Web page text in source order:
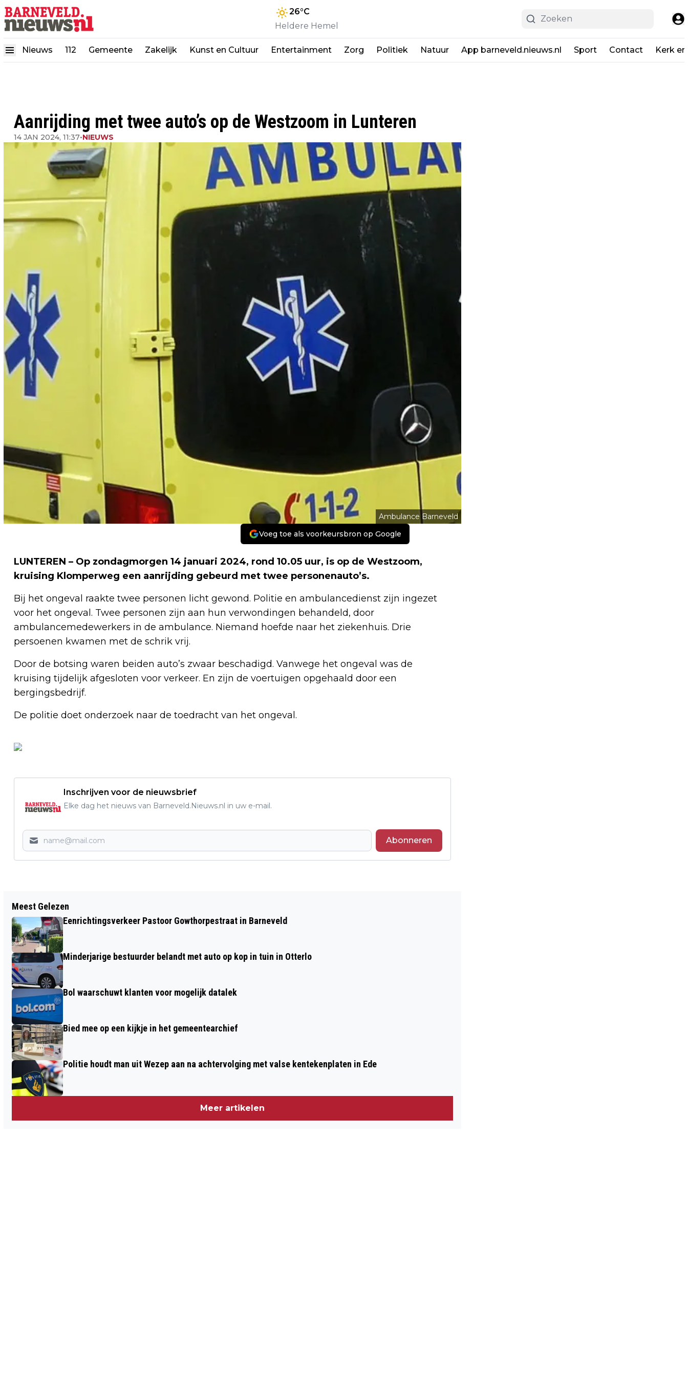
26°C
Heldere Hemel
Nieuws 112 Gemeente Zakelijk Kunst en Cultuur Entertainment Zorg Politiek Natuur App barneveld.nieuws.nl Sport Contact Kerk
Aanrijding met twee auto’s op de Westzoom in Lunteren
14 JAN 2024, 11:37•NIEUWS
Ambulance Barneveld
Voeg toe als voorkeursbron op Google
LUNTEREN – Op zondagmorgen 14 januari 2024, rond 10.05 uur, is op de Westzoom,
kruising Klomperweg een aanrijding gebeurd met twee personenauto’s.
Bij het ongeval raakte twee personen licht gewond. Politie en ambulancedienst zijn ingezet
voor het ongeval. Twee personen zijn aan hun verwondingen behandeld, door
ambulancemedewerkers in de ambulance. Niemand hoefde naar het ziekenhuis. Drie
persoenen kwamen met de schrik vrij.
Door de botsing waren beiden auto’s zwaar beschadigd. Vanwege het ongeval was de
kruising tijdelijk afgesloten voor verkeer. En zijn de voertuigen opgehaald door een
bergingsbedrijf.
De politie doet onderzoek naar de toedracht van het ongeval.
Inschrijven voor de nieuwsbrief
Elke dag het nieuws van Barneveld.Nieuws.nl in uw e-mail.
Abonneren
AUTO OP DE KOP IN SLOOT BIJ
EENZIJDIG ONGEVAL
KOOTWIJKERBROEK
TEVREDEN TERUG OP
Meest Gelezen
Eenrichtingsverkeer Pastoor Gowthorpestraat in Barneveld
Minderjarige bestuurder belandt met auto op kop in tuin in Otterlo
Bol waarschuwt klanten voor mogelijk datalek
Bied mee op een kijkje in het gemeentearchief
Politie houdt man uit Wezep aan na achtervolging met valse kentekenplaten in Ede
Meer artikelen